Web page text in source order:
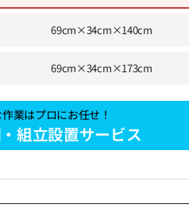
69cm×34cm×140cm
69cm×34cm×173cm
業はプロにお任せ！
組立設置サービス